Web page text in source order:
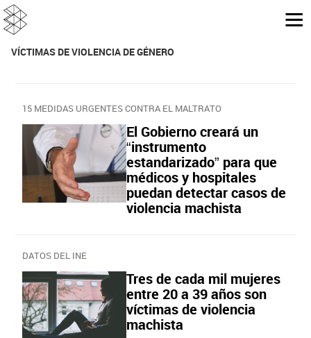
VÍCTIMAS DE VIOLENCIA DE GÉNERO
15 MEDIDAS URGENTES CONTRA EL MALTRATO
El Gobierno creará un
“instrumento
estandarizado” para que
médicos y hospitales
puedan detectar casos de
violencia machista
DATOS DEL INE
Tres de cada mil mujeres
entre 20 a 39 años son
víctimas de violencia
machista